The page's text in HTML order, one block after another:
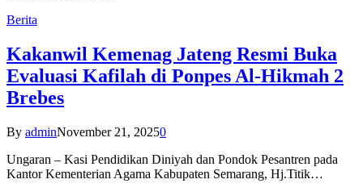
Berita
Kakanwil Kemenag Jateng Resmi Buka
Evaluasi Kafilah di Ponpes Al-Hikmah 2
Brebes
By adminNovember 21, 20250
Ungaran – Kasi Pendidikan Diniyah dan Pondok Pesantren pada
Kantor Kementerian Agama Kabupaten Semarang, Hj.Titik…